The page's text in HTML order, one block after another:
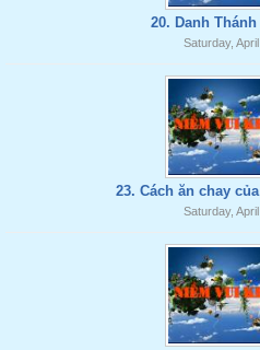
20. Danh
Saturday,
23. Cách ăn chay
Saturday,